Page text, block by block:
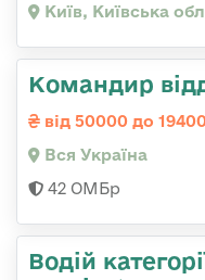
Київ, Київська
Командир
від 50000 до
Вся Україна
42 ОМБр
Водій